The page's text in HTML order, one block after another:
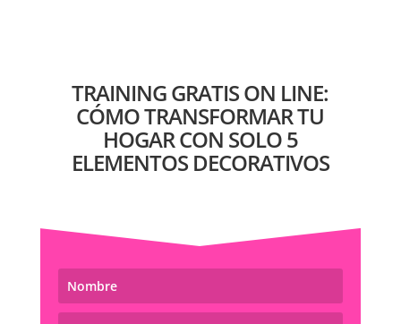
TRAINING GRATIS ON LINE:
CÓMO TRANSFORMAR TU
HOGAR CON SOLO 5
ELEMENTOS DECORATIVOS